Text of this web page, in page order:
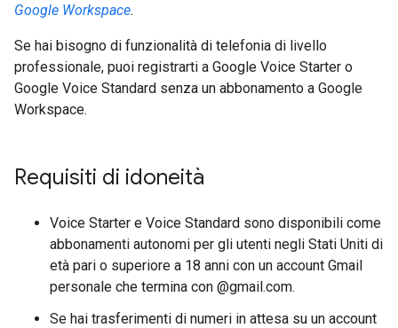
Google Workspace.
Se hai bisogno di funzionalità di telefonia di livello
professionale, puoi registrarti a Google Voice Starter o
Google Voice Standard senza un abbonamento a Google
Workspace.
Requisiti di idoneità
Voice Starter e Voice Standard sono disponibili come
abbonamenti autonomi per gli utenti negli Stati Uniti di
età pari o superiore a 18 anni con un account Gmail
personale che termina con @gmail.com.
Se hai trasferimenti di numeri in attesa su un account